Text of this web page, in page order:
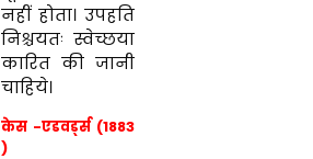
नहीं होता। उपहति
निश्चयतः स्वेच्छया
कारित की जानी
चाहिये।
केस -एडवर्ड्स (1883
)